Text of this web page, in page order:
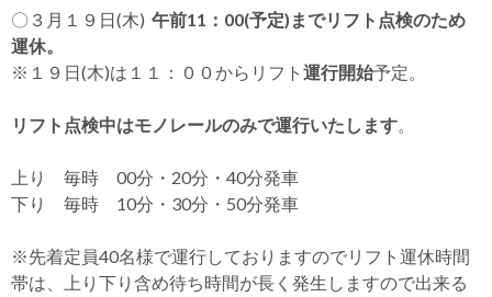
〇３月１９日(木) 午前11：00(予定)までリフト点検のため
運休。
※１９日(木)は１１：００からリフト 運行開始予定。
リフト点検中はモノレールのみで運行いたします。
上り 毎時 00分・20分・40分発車
下り 毎時 10分・30分・50分発車
※先着定員40名様で運行しておりますのでリフト運休時間
帯は、上り下り含め待ち時間が長く発生しますので出来る